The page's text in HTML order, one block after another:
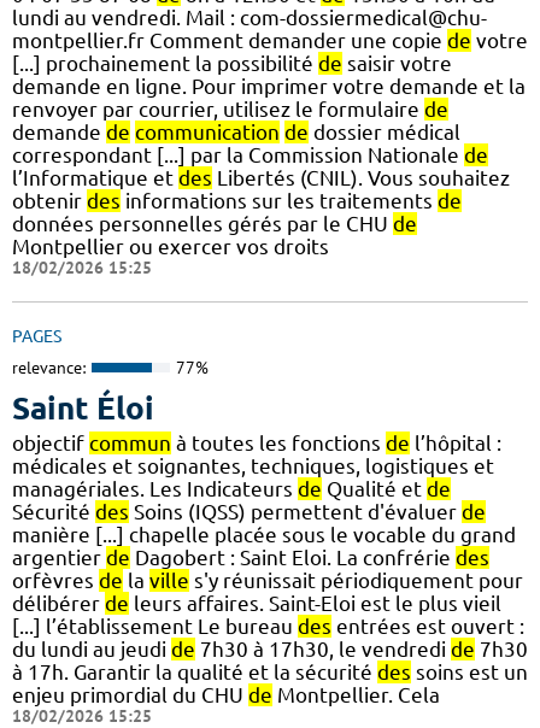
lundi au vendredi. Mail : com-dossiermedical@chu-
montpellier.fr Comment demander une copie de votre
[...] prochainement la possibilité de saisir votre
demande en ligne. Pour imprimer votre demande et la
renvoyer par courrier, utilisez le formulaire de
demande de communication de dossier médical
correspondant [...] par la Commission Nationale de
l’Informatique et des Libertés (CNIL). Vous souhaitez
obtenir des informations sur les traitements de
données personnelles gérés par le CHU de
Montpellier ou exercer vos droits
18/02/2026 15:25
PAGES
relevance: 77%
Saint Éloi
objectif commun à toutes les fonctions de l’hôpital :
médicales et soignantes, techniques, logistiques et
managériales. Les Indicateurs de Qualité et de
Sécurité des Soins (IQSS) permettent d'évaluer de
manière [...] chapelle placée sous le vocable du grand
argentier de Dagobert : Saint Eloi. La confrérie des
orfèvres de la ville s'y réunissait périodiquement pour
délibérer de leurs affaires. Saint-Eloi est le plus vieil
[...] l’établissement Le bureau des entrées est ouvert :
du lundi au jeudi de 7h30 à 17h30, le vendredi de 7h30
à 17h. Garantir la qualité et la sécurité des soins est un
enjeu primordial du CHU de Montpellier. Cela
18/02/2026 15:25